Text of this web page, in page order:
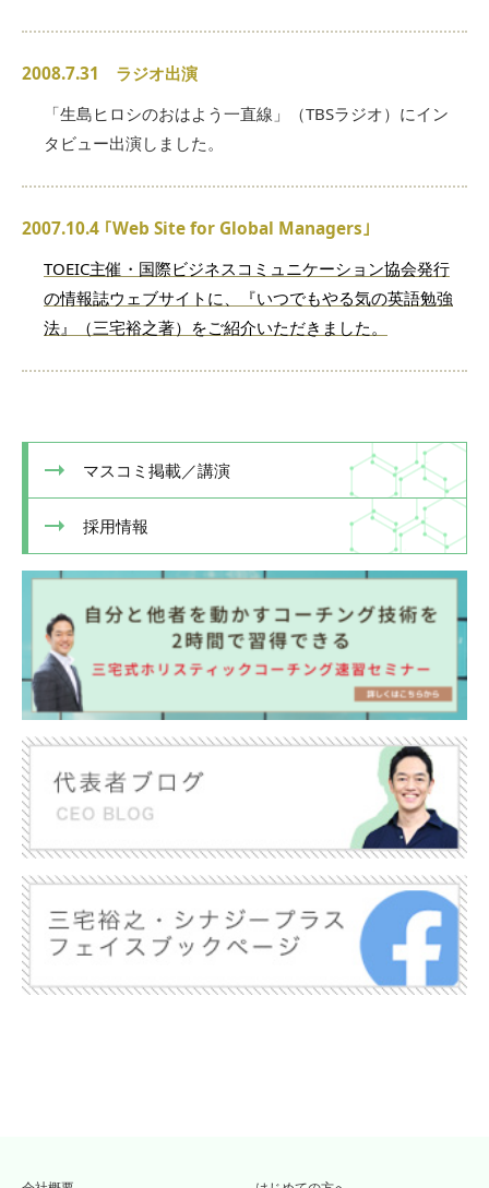
2008.7.31 ラジオ出演
「生島ヒロシのおはよう一直線」（TBSラジオ）にイン
タビュー出演しました。
2007.10.4 ｢Web Site for Global Managers｣
TOEIC主催・国際ビジネスコミュニケーション協会発行
の情報誌ウェブサイトに、『いつでもやる気の英語勉強
法』（三宅裕之著）をご紹介いただきました。
マスコミ掲載／講演
採用情報